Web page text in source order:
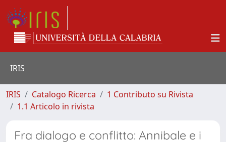
IRIS
IRIS Catalogo Ricerca
1 Contributo su Rivista
1.1 Articolo in rivista
Fra dialogo e conflitto: Annibale e i